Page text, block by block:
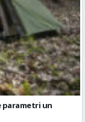
parametri un